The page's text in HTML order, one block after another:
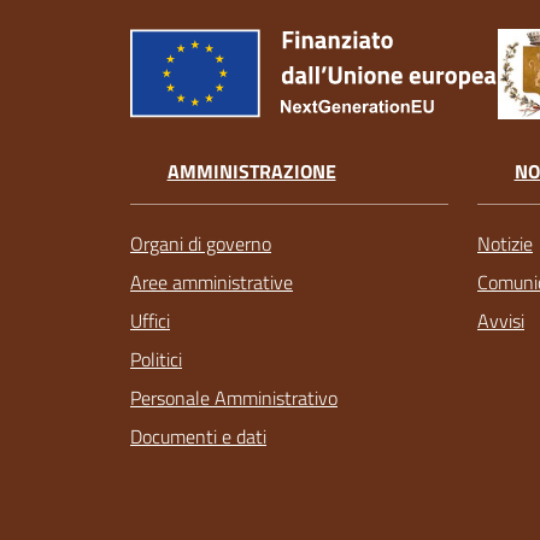
AMMINISTRAZIONE
Organi di governo
Aree amministrative
Uffici
Politici
Personale Amministrativo
Documenti e dati
Notizie
Avvisi